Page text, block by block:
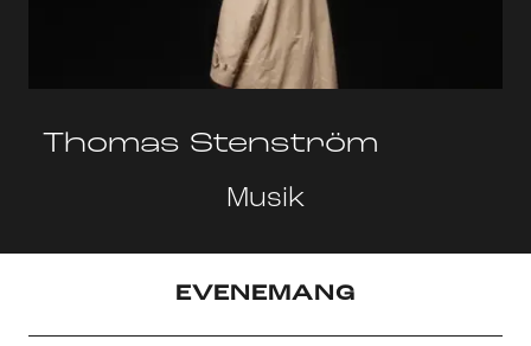
Thomas Stenström
Musik
EVENEMANG